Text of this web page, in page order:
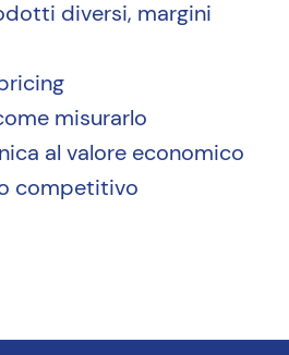
diversi, margini
misurarlo
al valore economico
competitivo